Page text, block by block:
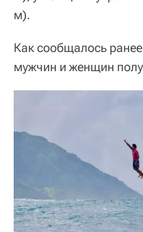
м).
Как сообщалось
мужчин и женщин